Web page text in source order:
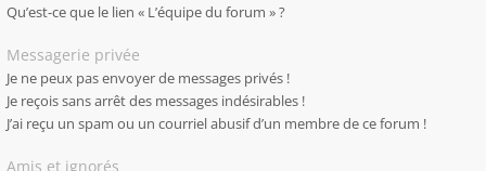
Qu’est-ce que le lien « L’équipe du forum » ?
Messagerie privée
Je ne peux pas envoyer de messages privés !
Je reçois sans arrêt des messages indésirables !
J’ai reçu un spam ou un courriel abusif d’un membre de ce forum !
Amis et ignorés